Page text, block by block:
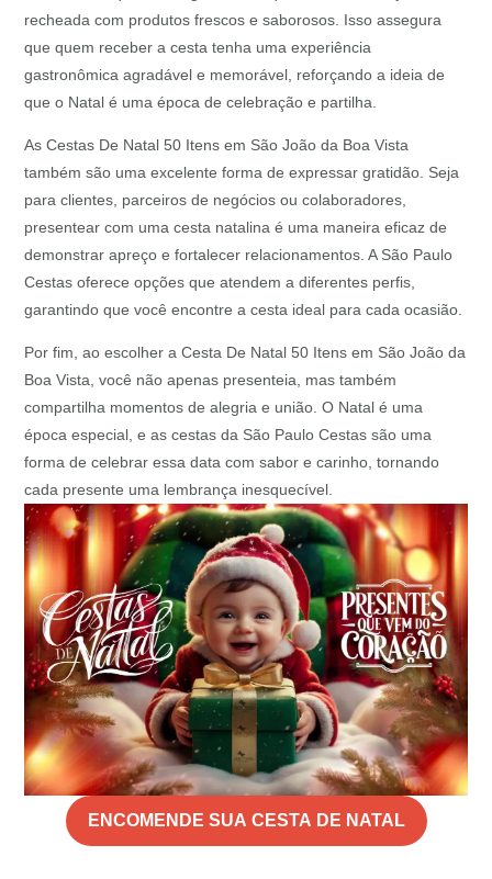
recheada com produtos frescos e saborosos. Isso assegura
que quem receber a cesta tenha uma experiência
gastronômica agradável e memorável, reforçando a ideia de
que o Natal é uma época de celebração e partilha.
As Cestas De Natal 50 Itens em São João da Boa Vista
também são uma excelente forma de expressar gratidão. Seja
para clientes, parceiros de negócios ou colaboradores,
presentear com uma cesta natalina é uma maneira eficaz de
demonstrar apreço e fortalecer relacionamentos. A São Paulo
Cestas oferece opções que atendem a diferentes perfis,
garantindo que você encontre a cesta ideal para cada ocasião.
Por fim, ao escolher a Cesta De Natal 50 Itens em São João da
Boa Vista, você não apenas presenteia, mas também
compartilha momentos de alegria e união. O Natal é uma
época especial, e as cestas da São Paulo Cestas são uma
forma de celebrar essa data com sabor e carinho, tornando
cada presente uma lembrança inesquecível.
ENCOMENDE SUA CESTA DE NATAL